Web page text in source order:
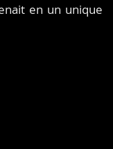
en un unique